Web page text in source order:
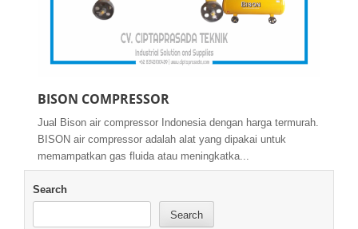
BISON COMPRESSOR
Jual Bison air compressor Indonesia dengan harga termurah.
BISON air compressor adalah alat yang dipakai untuk
memampatkan gas fluida atau meningkatka...
Search
Search